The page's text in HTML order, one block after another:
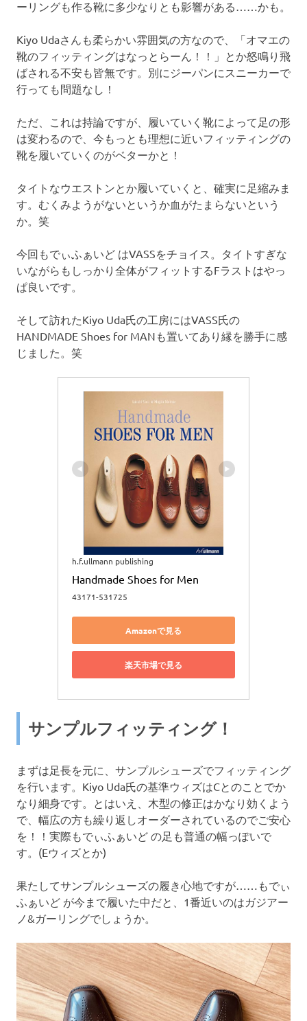
ーリングも作る靴に多少なりとも影響がある……かも。
Kiyo Udaさんも柔らかい雰囲気の方なので、「オマエの
靴のフィッティングはなっとらーん！！」とか怒鳴り飛
ばされる不安も皆無です。別にジーパンにスニーカーで
行っても問題なし！
ただ、これは持論ですが、履いていく靴によって足の形
は変わるので、今もっとも理想に近いフィッティングの
靴を履いていくのがベターかと！
タイトなウエストンとか履いていくと、確実に足縮みま
す。むくみようがないというか血がたまらないという
か。笑
今回もでぃふぁいど はVASSをチョイス。タイトすぎな
いながらもしっかり全体がフィットするFラストはやっ
ぱ良いです。
そして訪れたKiyo Uda氏の工房にはVASS氏の
HANDMADE Shoes for MANも置いてあり縁を勝手に感
じました。笑
h.f.ullmann publishing
Handmade Shoes for Men
43171-531725
Amazonで見る
楽天市場で見る
サンプルフィッティング！
まずは足長を元に、サンプルシューズでフィッティング
を行います。Kiyo Uda氏の基準ウィズはCとのことでか
なり細身です。とはいえ、木型の修正はかなり効くよう
で、幅広の方も繰り返しオーダーされているのでご安心
を！！実際もでぃふぁいど の足も普通の幅っぽいで
す。(Eウィズとか)
果たしてサンプルシューズの履き心地ですが……もでぃ
ふぁいど が今まで履いた中だと、1番近いのはガジアー
ノ&ガーリングでしょうか。